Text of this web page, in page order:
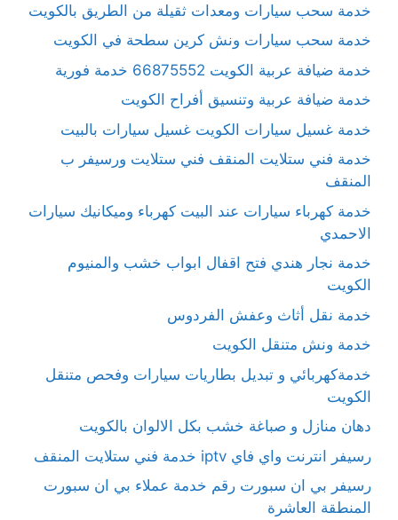
خدمة سحب سيارات ومعدات ثقيلة من الطريق بالكويت
خدمة سحب سيارات ونش كرين سطحة في الكويت
خدمة ضيافة عربية الكويت 66875552 خدمة فورية
خدمة ضيافة عربية وتنسيق أفراح الكويت
خدمة غسيل سيارات الكويت غسيل سيارات بالبيت
خدمة فني ستلايت المنقف فني ستلايت ورسيفر ب
المنقف
خدمة كهرباء سيارات عند البيت كهرباء وميكانيك سيارات
الاحمدي
خدمة نجار هندي فتح اقفال ابواب خشب والمنيوم
الكويت
خدمة نقل أثاث وعفش الفردوس
خدمة ونش متنقل الكويت
خدمةكهربائي و تبديل بطاريات سيارات وفحص متنقل
الكويت
دهان منازل و صباغة خشب بكل الالوان بالكويت
رسيفر انترنت واي فاي iptv خدمة فني ستلايت المنقف
رسيفر بي ان سبورت رقم خدمة عملاء بي ان سبورت
المنطقة العاشرة